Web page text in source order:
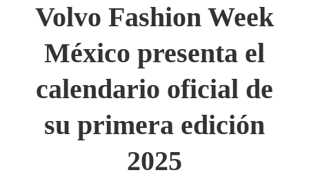
Volvo Fashion Week
México presenta el
calendario oficial de
su primera edición
2025